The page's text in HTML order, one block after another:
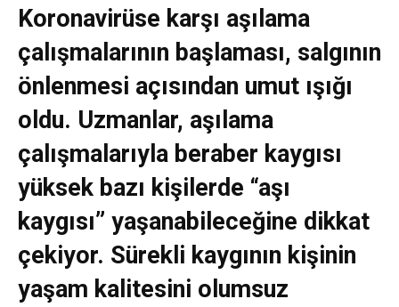
Koronavirüse karşı aşılama
çalışmalarının başlaması, salgının
önlenmesi açısından umut ışığı
oldu. Uzmanlar, aşılama
çalışmalarıyla beraber kaygısı
yüksek bazı kişilerde “aşı
kaygısı” yaşanabileceğine dikkat
çekiyor. Sürekli kaygının kişinin
yaşam kalitesini olumsuz